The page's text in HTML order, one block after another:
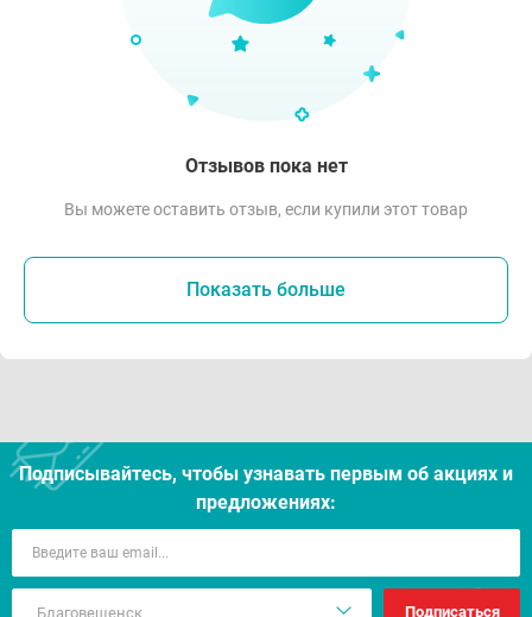
Отзывов пока нет
Вы можете оставить отзыв, если купили этот товар
Показать больше
Подписывайтесь, чтобы узнавать первым об акцияx и
предложениях:
Подписаться